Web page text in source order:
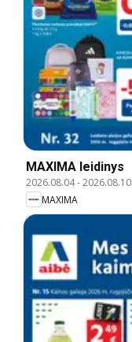
MAXIMA leidinys
2026.08.04-2026.08.10
MAXIMA